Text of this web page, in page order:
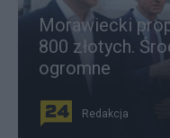
Morawiecki
800 złotych.
ogromne
Redakcja